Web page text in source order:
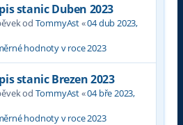
stanic Duben 2023
od TommyAst«04 dub 2023,
hodnoty v roce 2023
stanic Brezen 2023
od TommyAst«04 bře 2023,
hodnoty v roce 2023